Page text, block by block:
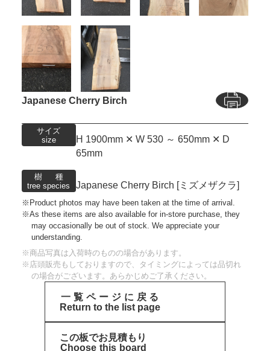
Japanese Cherry Birch
size
サイズ
H 1900mm ✕ W 530 ～ 650mm ✕ D
65mm
tree species
樹種
Japanese Cherry Birch [ミズメザクラ]
Product photos may have been taken at the time of arrival.
As these items are also available for in-store purchase, they
may occasionally be out of stock. We appreciate your
understanding.
商品写真は入荷時のものの場合があります。
店頭販売もしておりますので、タイミングによっては品切れ
の場合がございます。あらかじめご了承ください。
Return to the list page
一覧ページに戻る
Choose this board
この板でお見積もり